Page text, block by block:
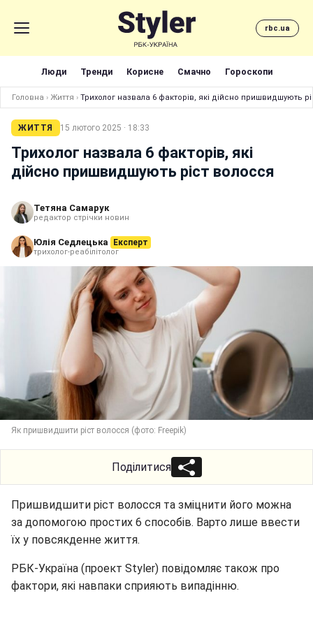
rbc.ua
Люди Тренди Корисне Смачно Гороскопи
Головна › Життя › Трихолог назвала 6 факторів, які дійсно пришвидшують
ЖИТТЯ 15 лютого 2025 · 18:33
Трихолог назвала 6 факторів, які
дійсно пришвидшують ріст волосся
Тетяна Самарук
редактор стрічки новин
Юлія Седлецька Експерт
трихолог-реабілітолог
Як пришвидшити ріст волосся (фото: Freepik)
Поділитися
Пришвидшити ріст волосся та зміцнити його можна
за допомогою простих 6 способів. Варто лише ввести
їх у повсякденне життя.
РБК-Україна (проект Styler) повідомляє також про
фактори, які навпаки сприяють випадінню.